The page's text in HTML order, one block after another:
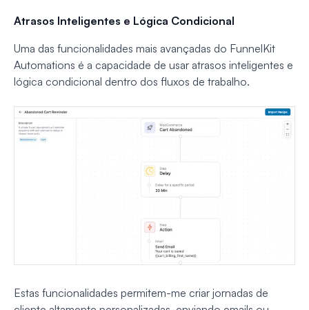
Atrasos Inteligentes e Lógica Condicional
Uma das funcionalidades mais avançadas do FunnelKit
Automations é a capacidade de usar atrasos inteligentes e
lógica condicional dentro dos fluxos de trabalho.
Estas funcionalidades permitem-me criar jornadas de